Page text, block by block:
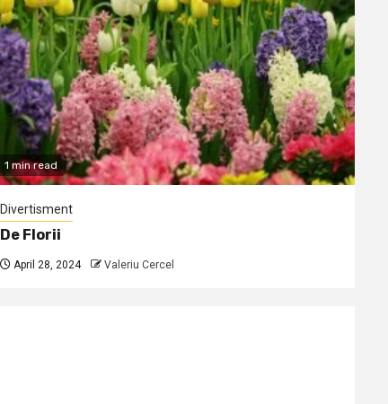
1 min read
Divertisment
De Florii
April 28, 2024 Valeriu Cercel